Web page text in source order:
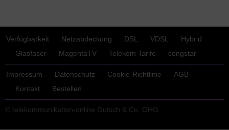
Verfügbarkeit Netzabdeckung DSL VDSL
Hybrid
Glasfaser
MagentaTV Telekom Tarife congstar
Impressum Datenschutz Cookie-Richtlinie
AGB
Kontakt
Bestellen
© telekommunikation-online Gutsch & Co. OHG